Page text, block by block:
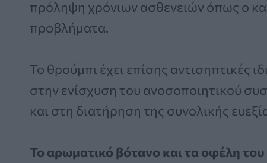
πρόληψη χρόνιων ασθενειών όπως ο
προβλήματα.
Το θρούμπι έχει επίσης αντισηπτικές
στην ενίσχυση του ανοσοποιητικού
και στη διατήρηση της συνολικής
Το αρωματικό βότανο και τα οφέλη του